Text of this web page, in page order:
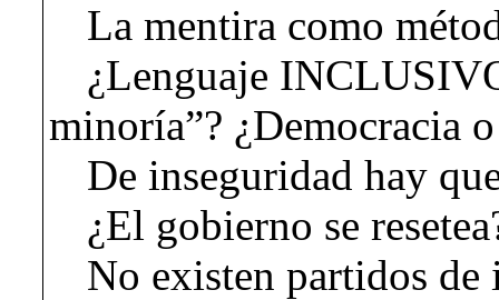
La mentira como
¿Lenguaje
minoría”? ¿Democracia
De inseguridad hay
¿El gobierno se
No existen partidos de